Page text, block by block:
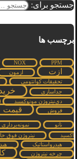
جستجو برای:
برچسب ها
NOX PPM
ازت ازمون
تحقیقات کوانتومی
جداسازی
دی‌نیتروژن مونوکسید
فروش
قیمت
نانو نمونه‌برداری
اکسید
نیتروژن فوق
هیدرواستاتیک
چرخه نیتروژن